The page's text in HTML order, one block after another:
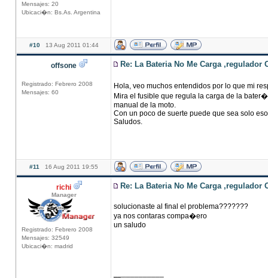
Mensajes: 20
Ubicaci�n: Bs.As. Argentina
#10 13 Aug 2011 01:44
offsone
Registrado: Febrero 2008
Mensajes: 60
Re: La Bateria No Me Carga ,regulador
Hola, veo muchos entendidos por lo que mi
Mira el fusible que regula la carga de la
manual de la moto.
Con un poco de suerte puede que sea solo
Saludos.
#11 16 Aug 2011 19:55
richi
Manager
Registrado: Febrero 2008
Mensajes: 32549
Ubicaci�n: madrid
Re: La Bateria No Me Carga ,regulador
solucionaste al final el problema???????
ya nos contaras compa�ero
un saludo